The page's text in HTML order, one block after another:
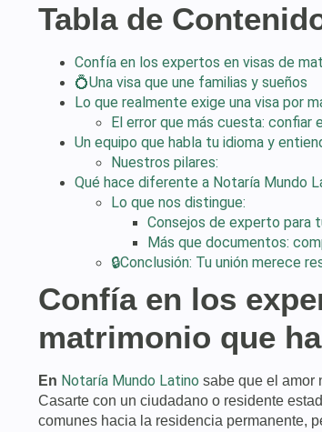
Tabla de
Confía en los expertos en visas de
💍Una visa que une familias y sueños
Lo que realmente exige una visa por
El error que más cuesta: confiar
Un equipo que habla tu idioma y
Nuestros pilares:
Qué hace diferente a Notaría Mundo
Lo que nos distingue:
Consejos de experto para
Más que documentos:
🔒Conclusión: Tu unión merece
Confía en los
matrimonio que
En Notaría Mundo Latino sabe que el amor
Casarte con un ciudadano o residente
comunes hacia la residencia permanente,